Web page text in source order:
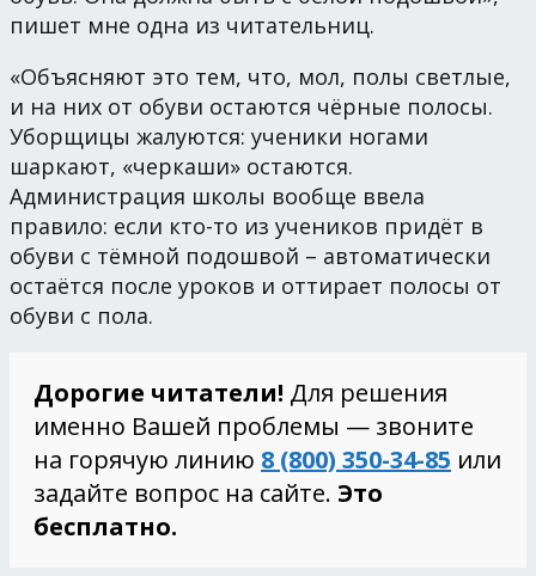
пишет мне одна из читательниц.
«Объясняют это тем, что, мол, полы светлые,
и на них от обуви остаются чёрные полосы.
Уборщицы жалуются: ученики ногами
шаркают, «черкаши» остаются.
Администрация школы вообще ввела
правило: если кто-то из учеников придёт в
обуви с тёмной подошвой – автоматически
остаётся после уроков и оттирает полосы от
обуви с пола.
Дорогие читатели! Для решения
именно Вашей проблемы — звоните
на горячую линию 8 (800) 350-34-85 или
задайте вопрос на сайте. Это
бесплатно.